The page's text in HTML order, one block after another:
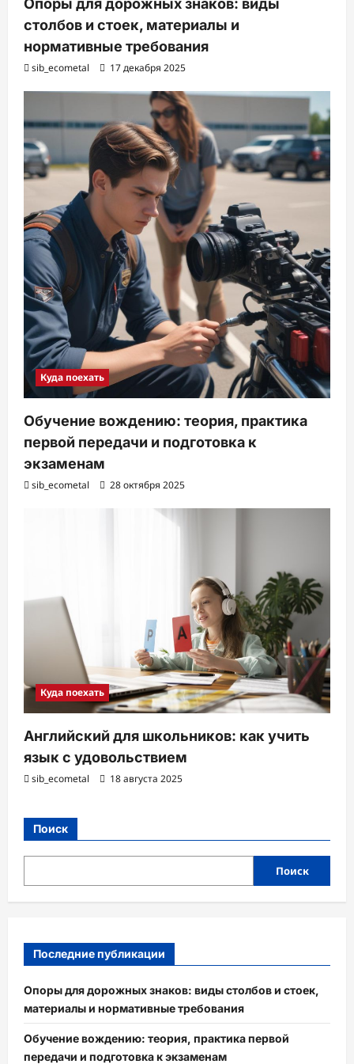
Опоры для дорожных знаков: виды
столбов и стоек, материалы и
нормативные требования
sib_ecometal 17 декабря 2025
Куда поехать
Обучение вождению: теория, практика
первой передачи и подготовка к
экзаменам
sib_ecometal 28 октября 2025
Куда поехать
Английский для школьников: как учить
язык с удовольствием
sib_ecometal 18 августа 2025
Поиск
Поиск
Последние публикации
Опоры для дорожных знаков: виды столбов и стоек,
материалы и нормативные требования
Обучение вождению: теория, практика первой
передачи и подготовка к экзаменам